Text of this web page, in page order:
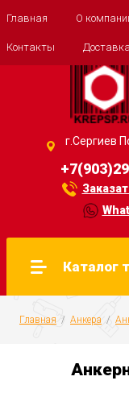
Главная О
Контакты Доставка
г.Сергиев
Каталог
Главная
  /
Анкера
  /